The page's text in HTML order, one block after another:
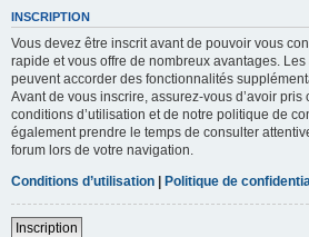
INSCRIPTION
Vous devez être inscrit avant de pouvoir vous
rapide et vous offre de nombreux avantages.
peuvent accorder des fonctionnalités
Avant de vous inscrire, assurez-vous d’avoir
conditions d’utilisation et de notre politique de
également prendre le temps de consulter
forum lors de votre navigation.
Conditions d’utilisation | Politique de
Inscription